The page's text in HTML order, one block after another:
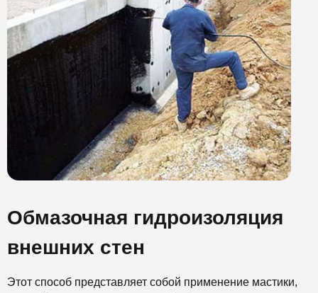
Обмазочная гидроизоляция
внешних стен
Этот способ представляет собой применение мастики,